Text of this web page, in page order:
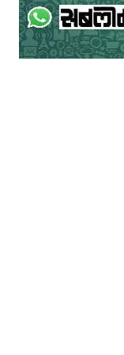
मनोवैज्ञानिक
स्वास्थ्य का